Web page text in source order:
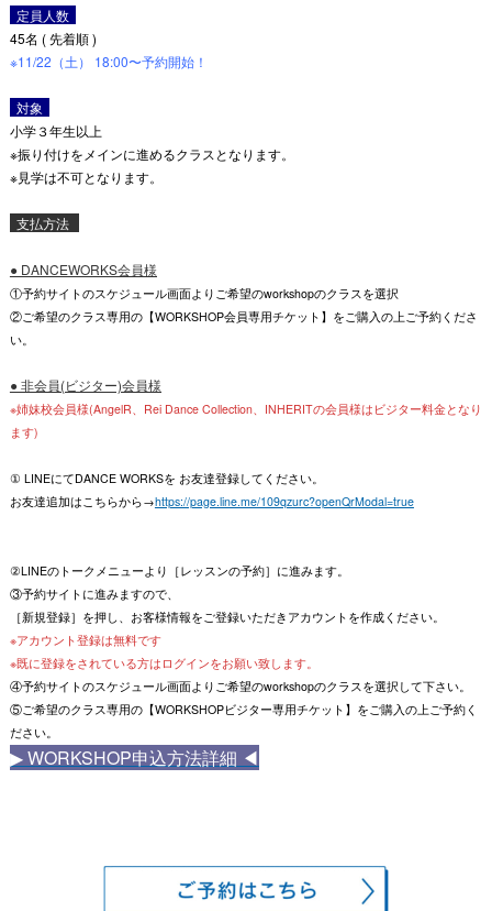
定員人数
45名 ( 先着順 )
※11/22（土） 18:00〜予約開始！
対象
小学３年生以上
※振り付けをメインに進めるクラスとなります。
※見学は不可となります。
支払方法
● DANCEWORKS会員様
①予約サイトのスケジュール画面よりご希望のworkshopのクラスを選択
②ご希望のクラス専用の【WORKSHOP会員専用チケット】をご購入の上ご予約くださ
い。
● 非会員(ビジター)会員様
※姉妹校会員様(AngelR、Rei Dance Collection、INHERITの会員様はビジター料金となり
ます)
① LINEにてDANCE WORKSを お友達登録してください。
お友達追加はこちらから→https://page.line.me/109qzurc?openQrModal=true
②LINEのトークメニューより［レッスンの予約］に進みます。
③予約サイトに進みますので、
［新規登録］を押し、お客様情報をご登録いただきアカウントを作成ください。
※アカウント登録は無料です
※既に登録をされている方はログインをお願い致します。
④予約サイトのスケジュール画面よりご希望のworkshopのクラスを選択して下さい。
⑤ご希望のクラス専用の【WORKSHOPビジター専用チケット】をご購入の上ご予約く
ださい。
▶︎ WORKSHOP申込方法詳細 ◀︎